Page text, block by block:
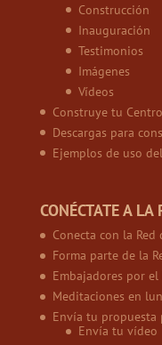
Construcción
Inauguración
Testimonios
Imágenes
Vídeos
Construye tu
Descargas para
Ejemplos de uso
CONÉCTATE A LA
Conecta con la
Forma parte de la
Embajadores por
Meditaciones en
Envía tu propuesta
Envía tu vídeo